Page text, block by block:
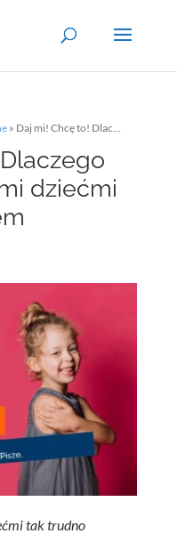
» Daj mi! Chcę to! Dlaczego ze współczesnymi dziećmi tak trudno czasem wytrzymać?
dziećmi
tak trudno